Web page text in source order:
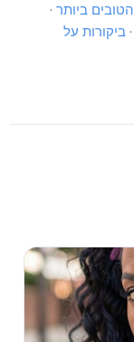
ביותר ·
· ביקורות על